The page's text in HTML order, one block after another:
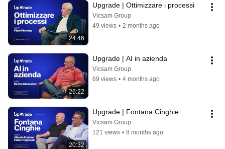
24:46
Upgrade | Ottimizzare i processi
Vicsam Group
49 views • 2 months ago
26:22
Upgrade | AI in azienda
Vicsam Group
69 views • 4 months ago
20:32
Upgrade | Fontana Cinghie
Vicsam Group
121 views • 8 months ago